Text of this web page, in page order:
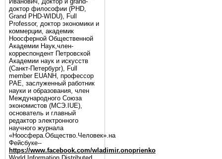
доктор философии (PHD,
Grand PHD-WIDU), Full
Professor, доктор экономики и
коммерции, академик
Ноосферной Общественной
Академии Наук,член-
корреспондент Петровской
Академии наук и искусств
(Санкт-Петербург), Full
member EUANH, профессор
РАЕ, заслуженный работник
науки и образования, член
Международного Союза
экономистов (МСЭ.IUE),
основатель и главный
редактор электронного
научного журнала
«Ноосфера.Общество.Человек».на
Фейсбуке--
https://www.facebook.com/wladimir.onoprienko